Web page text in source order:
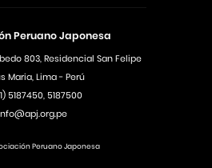
Peruano Japonesa
803, Residencial San Felipe
Maria, Lima - Perú
5187450, 5187500
Peruano Japonesa